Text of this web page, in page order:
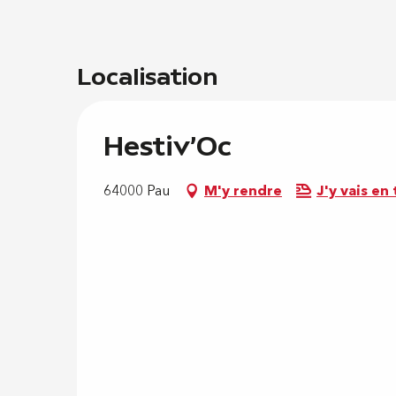
Localisation
Hestiv'Oc
64000 Pau M'y rendre J'y vais en